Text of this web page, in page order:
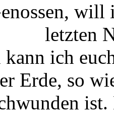
will
letzten
kann ich
Erde, so